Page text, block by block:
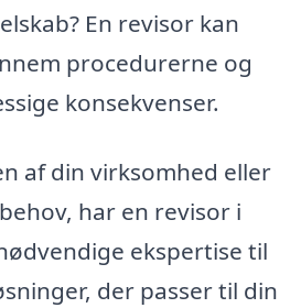
En revisor kan
procedurerne og
konsekvenser.
af din virksomhed eller
har en revisor i
ekspertise til
der passer til din